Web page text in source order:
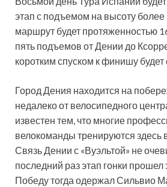
этап с подъемом на высоту
маршрут будет протяженностью
пять подъемов от Дении до
коротким спуском к финишу
Город Дения находится на
недалеко от велосипедного
известен тем, что многие
велокоманды тренируются здесь
Связь Дении с «Вуэльтой» не
последний раз этап гонки прошел
Победу тогда одержал Сильвио